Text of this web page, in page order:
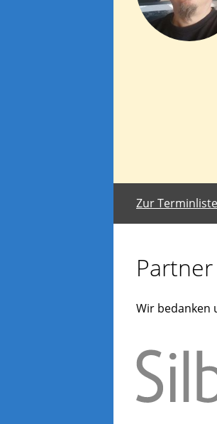
Zur Terminliste
Wir bedanken